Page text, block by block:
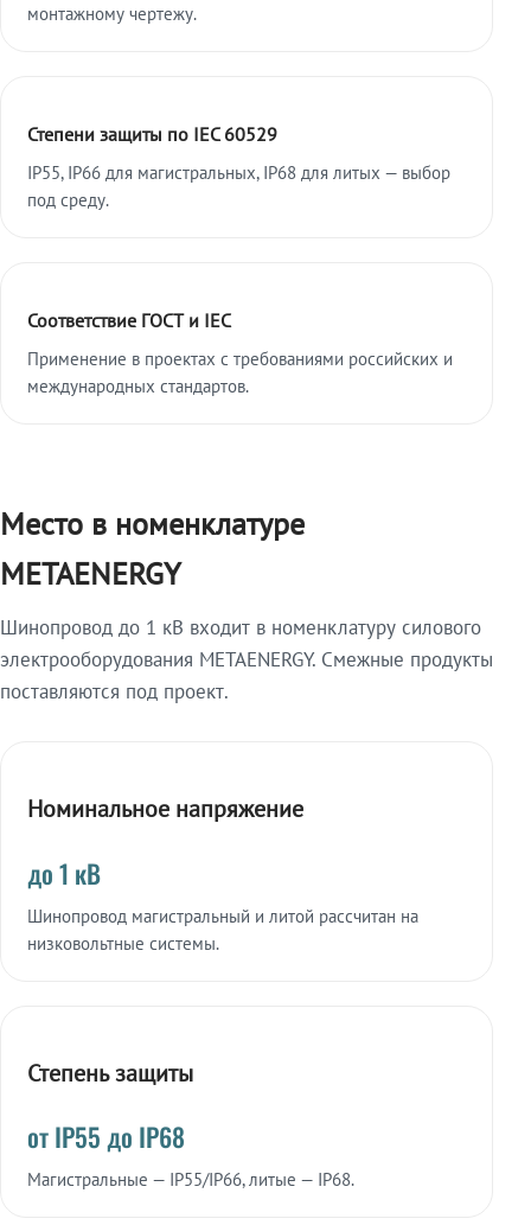
монтажному чертежу.
Степени защиты по IEC 60529
IP55, IP66 для магистральных, IP68 для литых — выбор
под среду.
Соответствие ГОСТ и IEC
Применение в проектах с требованиями российских и
международных стандартов.
Место в номенклатуре
METAENERGY
Шинопровод до 1 кВ входит в номенклатуру силового
электрооборудования METAENERGY. Смежные продукты
поставляются под проект.
Номинальное напряжение
до 1 кВ
Шинопровод магистральный и литой рассчитан на
низковольтные системы.
Степень защиты
от IP55 до IP68
Магистральные — IP55/IP66, литые — IP68.